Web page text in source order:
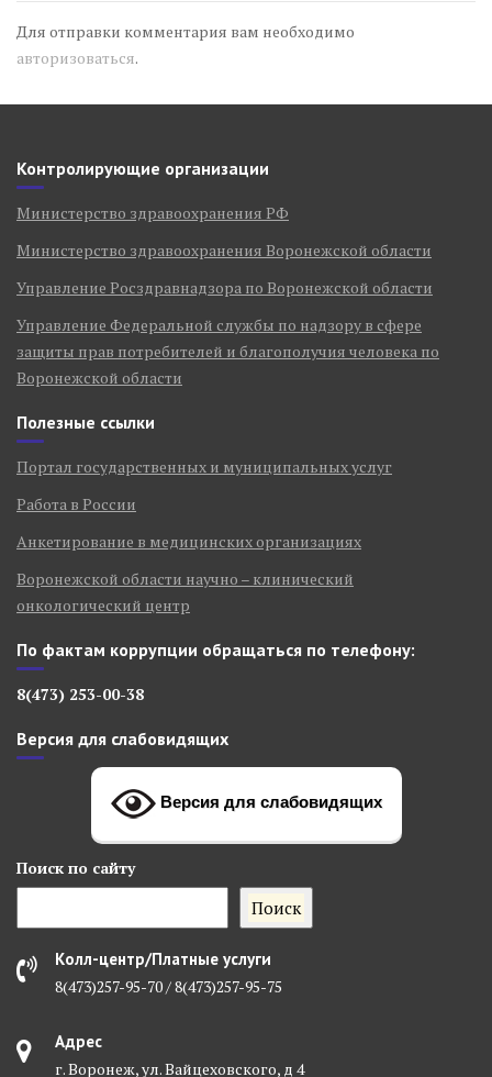
Для отправки комментария вам необходимо
авторизоваться.
Контролирующие организации
Министерство здравоохранения РФ
Министерство здравоохранения Воронежской области
Управление Росздравнадзора по Воронежской области
Управление Федеральной службы по надзору в сфере
защиты прав потребителей и благополучия человека по
Воронежской области
Полезные ссылки
Портал государственных и муниципальных услуг
Работа в России
Анкетирование в медицинских организациях
Воронежской области научно – клинический
онкологический центр
По фактам коррупции обращаться по телефону:
8(473) 253-00-38
Версия для слабовидящих
Версия для слабовидящих
Поиск по сайту
Поиск
Колл-центр/Платные услуги
8(473)257-95-70 / 8(473)257-95-75
Адрес
г. Воронеж, ул. Вайцеховского, д 4